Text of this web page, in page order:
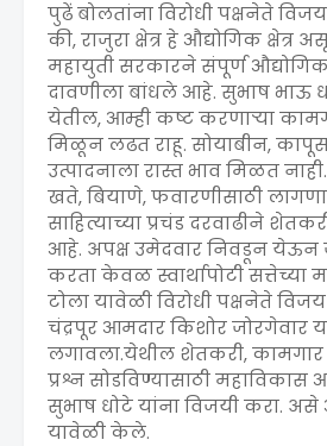
पुढें बोलतांना विरोधी पक्षनेते
की, राजुरा क्षेत्र हे औद्योगिक क्षेत्र
महायुती सरकारने संपूर्ण औद्योगिक
दावणीला बांधले आहे. सुभाष भाऊ
येतील, आम्ही कष्ट करणाऱ्या
मिळून लढत राहू. सोयाबीन,
उत्पादनाला रास्त भाव मिळत
खते, बियाणे, फवारणीसाठी
साहित्याच्या प्रचंड दरवाढीने
आहे. अपक्ष उमेदवार निवडून
करता केवळ स्वार्थापोटी सत्तेच्या
टोला यावेळी विरोधी पक्षनेते विजय
चंद्रपूर आमदार किशोर जोरगेवार
लगावला.येथील शेतकरी, कामगार
प्रश्न सोडविण्यासाठी महाविकास
सुभाष धोटे यांना विजयी करा. असे
यावेळी केले.